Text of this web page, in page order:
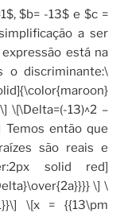
$b= -13$ e $c =
a ser
está na
o discriminante:\
\[\Delta=(-13)^2 –
então que
são reais e
solid red]
\] \
\[x = {{13\pm